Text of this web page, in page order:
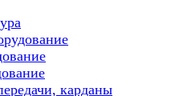
карданы